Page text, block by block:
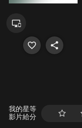
我的星等
影片給分